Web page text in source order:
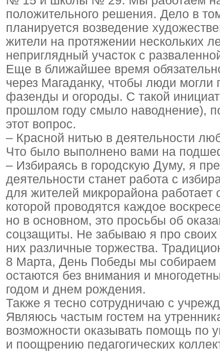
положительного решения. Дело в
планируется возведение
жители на протяжении нескольких
неприглядный участок с
Еще в ближайшее время
через Магаданку, чтобы люди могли
фазенды и огороды. С такой
прошлом году смыло наводнение),
этот вопрос.
– Красной нитью в деятельности
Что было выполнено вами на
– Избираясь в городскую Думу, я
деятельности станет работа с
для жителей микрорайона
которой проводятся каждое
но в основном, это просьбы об
соцзащиты. Не забываю я про своих
них различные торжества.
8 Марта, День Победы мы собираем
остаются без внимания и
годом и днем рождения.
Также я тесно сотрудничаю с
Являюсь частым гостем на
возможности оказывать помощь по
и поощрению педагогических